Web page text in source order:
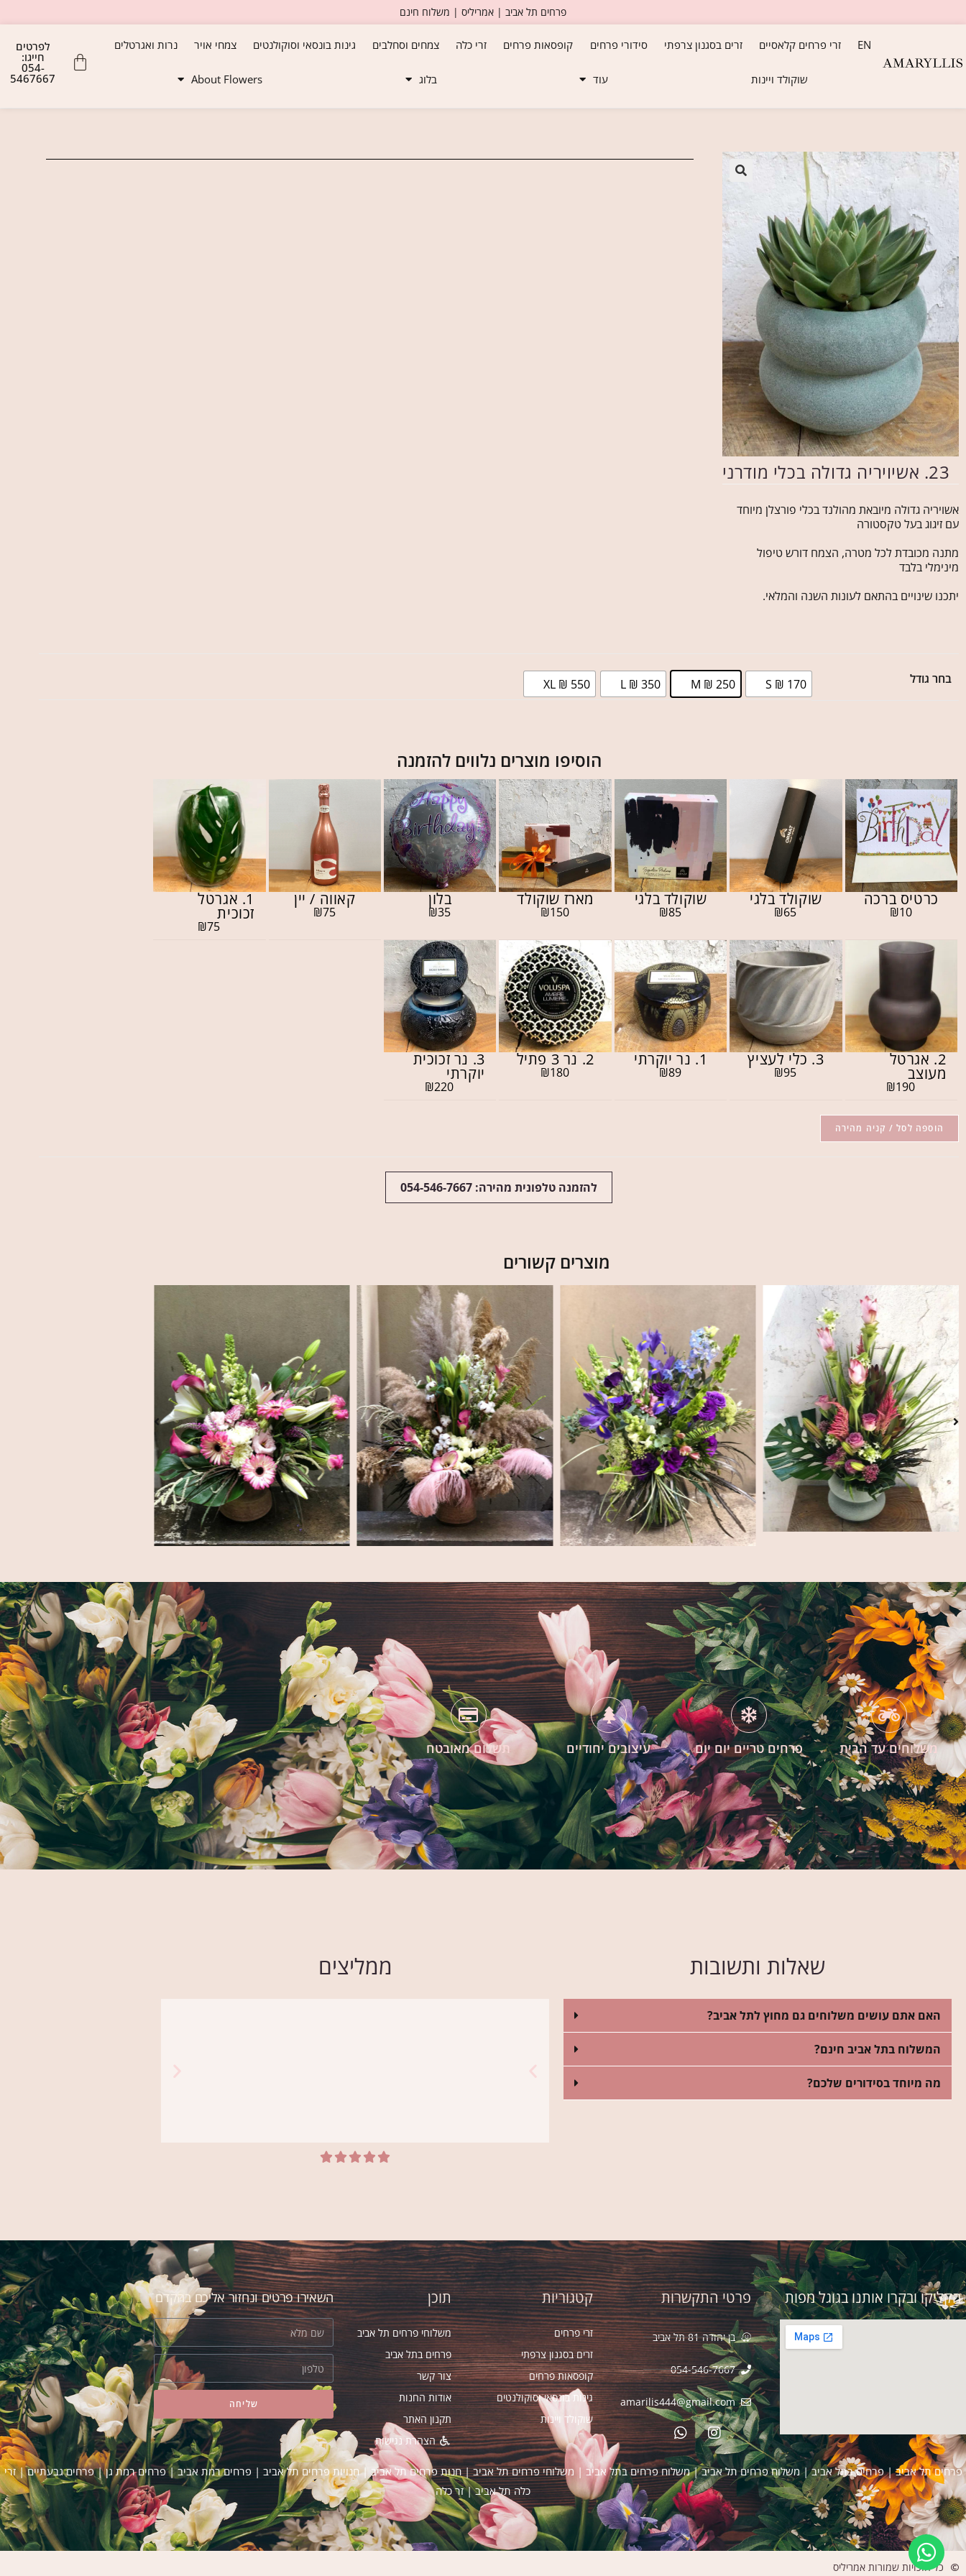
פרחים תל אביב | אמריליס | משלוח חינם
EN זרי פרחים קלאסיים זרים בסגנון צרפתי סידורי פרחים קופסאות פרחים זרי כלה צמחים וסחלבים גינות בונסאי וסוקולנטים צמחי אויר נרות ואגרטלים
שוקולד ויינות עוד בלוג About Flowers
לפרטים
חייגו:
054-
5467667
23. אשיויריה גדולה בכלי מודרני
אשויריה גדולה מיובאת מהולנד בכלי פורצלן מיוחד
עם זיגוג בעל טקסטורה
מתנה מכובדת לכל מטרה, הצמח דורש טיפול
מינימלי בלבד
יתכנו שינויים בהתאם לעונות השנה והמלאי.
בחר גודל S ₪ 170
M ₪ 250
L ₪ 350
XL ₪ 550
הוסיפו מוצרים נלווים להזמנה
כרטיס ברכה
₪10
שוקולד בלגי
₪65
שוקולד בלגי
₪85
מארז שוקולד
₪150
בלון
₪35
קאווה / יין
₪75
1. אגרטל
זכוכית
₪75
2. אגרטל
מעוצב
₪190
3. כלי לעציץ
₪95
1. נר יוקרתי
₪89
2. נר 3 פתיל
₪180
3. נר זכוכית
יוקרתי
₪220
הוספה לסל / קניה מהירה
להזמנה טלפונית מהירה: 054-546-7667
מוצרים קשורים
משלוחים עד הבית פרחים טריים יום יום עיצובים יחודיים תשלום מאובטח
שאלות ותשובות
האם אתם עושים משלוחים גם מחוץ לתל אביב?
המשלוח בתל אביב חינם?
מה מיוחד בסידורים שלכם?
ממליצים





הקליקו ובקרו אותנו בגוגל מפות פרטי התקשרות
בן יהודה 81 תל אביב
054-546-7667
amarilis444@gmail.com​
קטגוריות
זרי פרחים
זרים בסגנון צרפתי
קופסאות פרחים
גינות בונסאי וסוקולנטים
שוקולד ויינות
תוכן
משלוחי פרחים תל אביב
פרחים בתל אביב
צור קשר
אודות החנות
תקנון האתר
הצהרת נגישות
השאירו פרטים ונחזור אליכם בהקדם
שליחה
פרחים תל אביב|פרחים בתל אביב|משלוח פרחים תל אביב|משלוח פרחים בתל אביב | משלוחי פרחים תל אביב|חנות פרחים תל אביב |חנויות פרחים תל אביב |פרחים רמת אביב|פרחים רמת גן|פרחים גבעתיים|זרי
כלה תל אביב|זר כלה
כל הזכויות שמורות אמריליס